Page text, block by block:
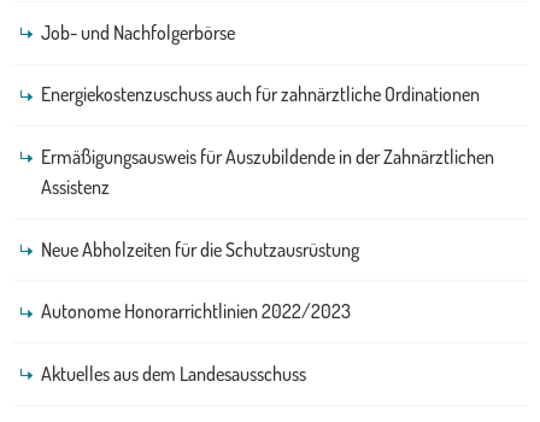
Job- und Nachfolgerbörse
Energiekostenzuschuss auch für zahnärztliche Ordinationen
Ermäßigungsausweis für Auszubildende in der Zahnärztlichen
Assistenz
Neue Abholzeiten für die Schutzausrüstung
Autonome Honorarrichtlinien 2022/2023
Aktuelles aus dem Landesausschuss